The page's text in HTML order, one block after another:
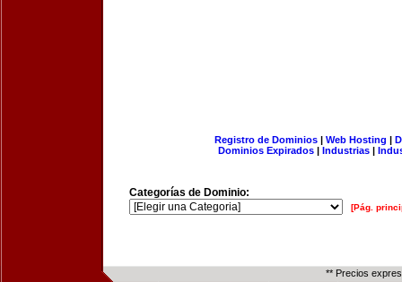
Registro de Dominios| Web Hosting |
Dominios Expirados | Industrias |
Categorías de Dominio:
[Pág.
** Precios